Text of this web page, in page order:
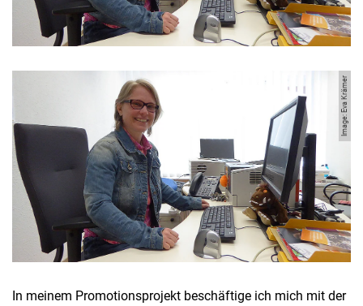
Image: Eva Krämer
In meinem Promotionsprojekt beschäftige ich mich mit der